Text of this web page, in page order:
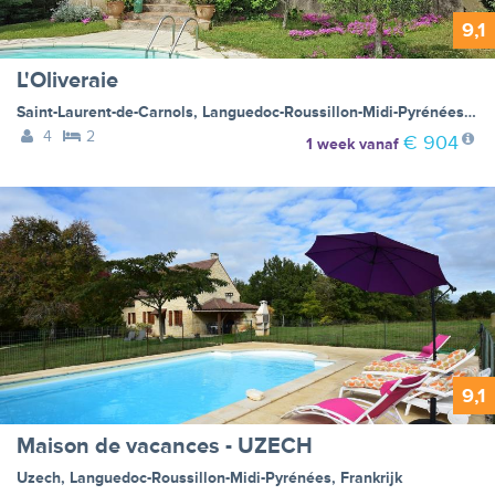
9,1
L'Oliveraie
Saint-Laurent-de-Carnols, Languedoc-Roussillon-Midi-Pyrénées,
4
2 1 weekvanaf € 904
9,1
Maison de vacances - UZECH
Uzech, Languedoc-Roussillon-Midi-Pyrénées, Frankrijk